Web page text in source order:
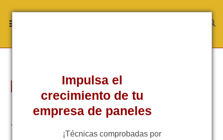
Impulsa el
crecimiento de tu
empresa de paneles
¡Técnicas comprobadas por
Paneles solares Tier 1: ¿Qué son
y por qué destacan?